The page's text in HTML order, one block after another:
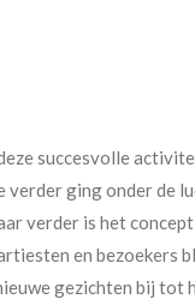
succesvolle
verder ging onder de
verder is het
en bezoekers
gezichten bij